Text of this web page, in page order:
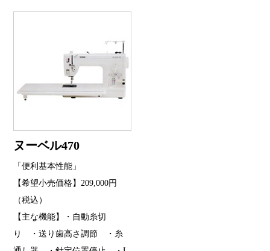
ヌーベル470
「便利基本性能」
【希望小売価格】209,000円
（税込）
【主な機能】・自動糸切
り ・送り歯高さ調節 ・糸